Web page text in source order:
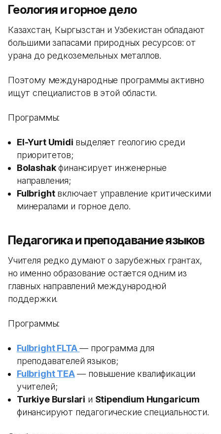
Геология и горное дело
Казахстан, Кыргызстан и Узбекистан обладают
большими запасами природных ресурсов: от
урана до редкоземельных металлов.
Поэтому международные программы активно
ищут специалистов в этой области.
Программы:
El-Yurt Umidi выделяет геологию среди
приоритетов;
Bolashakфинансирует инженерные
направления;
Fulbrightвключает управление критическими
минералами и горное дело.
Педагогика и преподавание языков
Учителя редко думают о зарубежных грантах,
но именно образование остается одним из
главных направлений международной
поддержки.
Программы:
Fulbright FLTA — программа для
преподавателей языков;
Fulbright TEA— повышение квалификации
учителей;
Turkiye Burslari и Stipendium Hungaricum
финансируют педагогические специальности.